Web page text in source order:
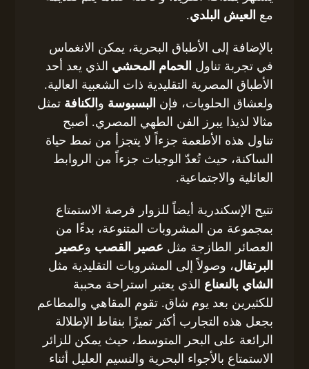
مع العيش البلدي.
بالإضافة إلى الأطباق البحرية، يمكن الانغماس
في تجربة تناول الحمام المحشي الذي يعد أحد
الأطباق المصرية التقليدية ذات الشعبية العالية.
ولعشاق الحلويات، فإن البسبوسة و الكنافة تمثل
مثالا لذيذا يبرز الفن الطهي المصري. أصبح
تناول هذه الأطعمة جزءاً لا يتجزأ من نمط حياة
الساكنة، حيث تُعدّ الوجبات جزءاً من الروابط
العائلية والاجتماعية.
تتيح الإسكندرية أيضاً للزوار فرصة الاستمتاع
بمجموعة من المشروبات المتنوعة، بدءًا من
العصائر الطازجة مثل عصير القصب وعصير
البرتقال، وصولاً إلى المشروبات التقليدية مثل
الشاي بالنعناع الذي يعتبر استراحة محببة
للكثيرين بعد يوم شاق. تقوم المقاهي والمطاعم
بجعل هذه التجارب أكثر تميزًا بنقاط الإطلالة
الرائعة على البحر المتوسط، حيث يمكن للزائر
الاستمتاع بالأجواء البحرية والنسيم العليل أثناء